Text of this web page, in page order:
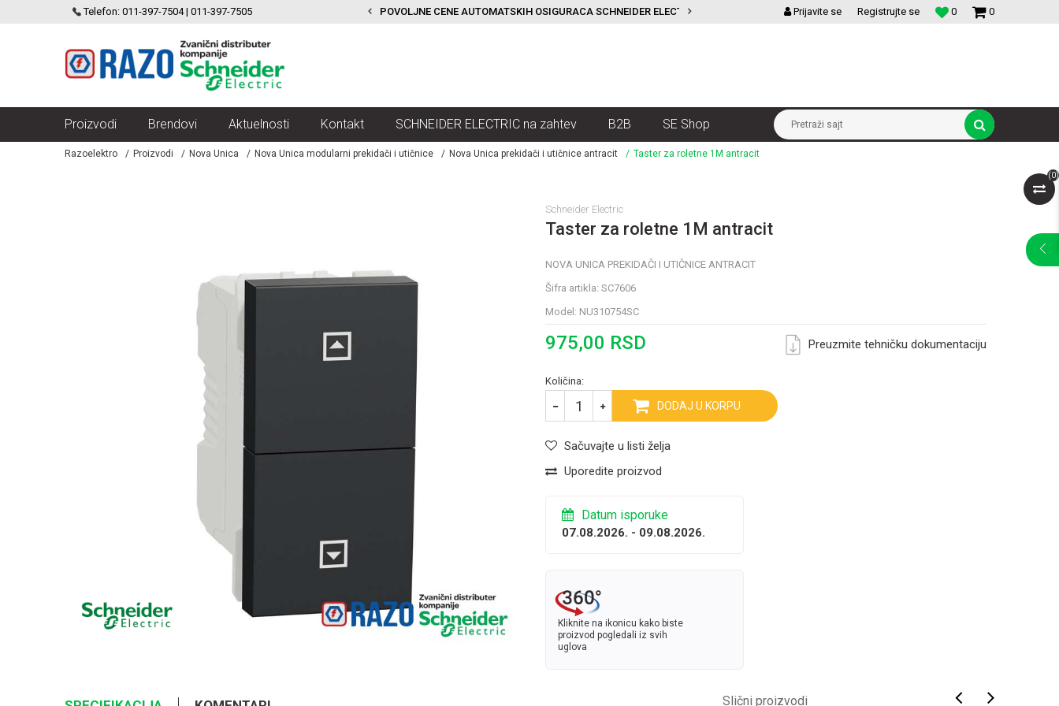
Telefon: 011-397-7504 | 011-397-7505
ELECTRIC VELIKI IZBOR MODULARNIH PREKIDACA I UTICNICA POVOLJNE CENE AUTOMATSKIH OSIGURACA SCHNEIDER ELECTRIC VELIKI IZBOR MODULARNIH PREKIDACA I UTICNICA 0
0
Prijavite se Registrujte se
Proizvodi Brendovi Aktuelnosti Kontakt SCHNEIDER ELECTRIC na zahtev B2B SE Shop Pretraži sajt
(0)
Razoelektro Proizvodi Nova Unica Nova Unica modularni prekidači i utičnice Nova Unica prekidači i utičnice antracit Taster za roletne 1M antracit
Schneider Electric
Taster za roletne 1M antracit
NOVA UNICA PREKIDAČI I UTIČNICE ANTRACIT
Šifra artikla: SC7606
Model: NU310754SC
Preuzmite tehničku dokumentaciju
975,00 RSD
Količina:
DODAJ U KORPU
Sačuvajte u listi želja
Uporedite proizvod
Datum isporuke
07.08.2026. - 09.08.2026.
Kliknite na ikonicu kako biste
proizvod pogledali iz svih
uglova
Slični proizvodi